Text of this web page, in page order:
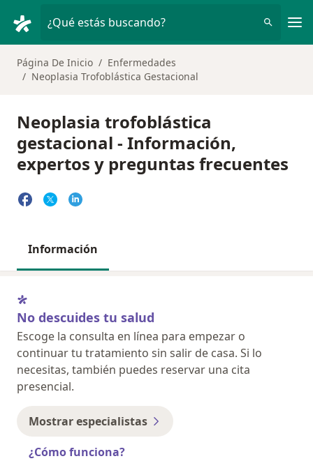
¿Qué estás buscando?
Página De Inicio
Enfermedades
Neoplasia Trofoblástica Gestacional
Neoplasia trofoblástica
gestacional - Información,
expertos y preguntas frecuentes
Información
No descuides tu salud
Escoge la consulta en línea para empezar o
continuar tu tratamiento sin salir de casa. Si lo
necesitas, también puedes reservar una cita
presencial.
Mostrar especialistas
¿Cómo funciona?